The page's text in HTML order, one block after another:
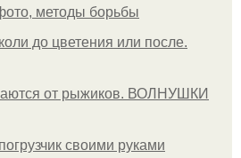
методы борьбы
до цветения или после.
от рыжиков. ВОЛНУШКИ
своими руками